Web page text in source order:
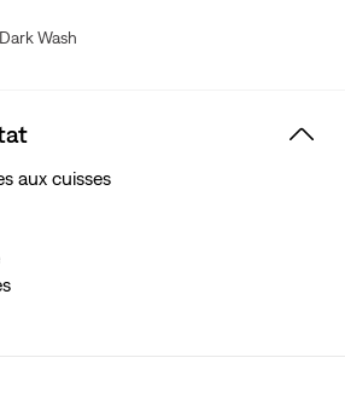
Wash
aux cuisses